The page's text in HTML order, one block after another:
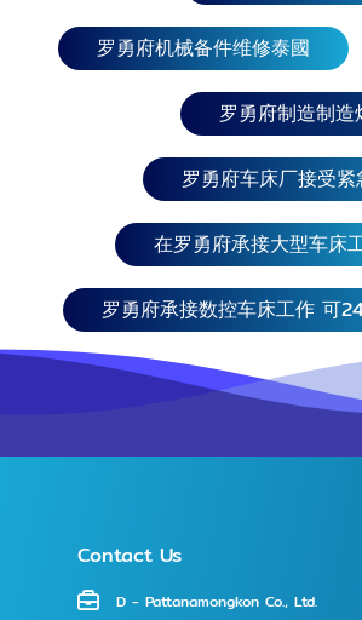
罗勇府机械备件维修泰國
罗勇府制造制造
罗勇府车床厂接受
在罗勇府承接大型车床
罗勇府承接数控车床工作 可
Contact Us
D - Pattanamongkon Co., Ltd.